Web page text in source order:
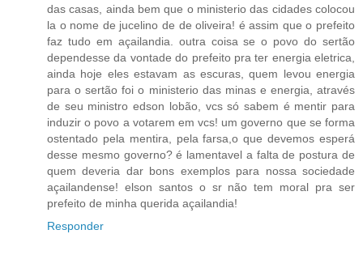
das casas, ainda bem que o ministerio das cidades colocou
la o nome de jucelino de de oliveira! é assim que o prefeito
faz tudo em açailandia. outra coisa se o povo do sertão
dependesse da vontade do prefeito pra ter energia eletrica,
ainda hoje eles estavam as escuras, quem levou energia
para o sertão foi o ministerio das minas e energia, através
de seu ministro edson lobão, vcs só sabem é mentir para
induzir o povo a votarem em vcs! um governo que se forma
ostentado pela mentira, pela farsa,o que devemos esperá
desse mesmo governo? é lamentavel a falta de postura de
quem deveria dar bons exemplos para nossa sociedade
açailandense! elson santos o sr não tem moral pra ser
prefeito de minha querida açailandia!
Responder